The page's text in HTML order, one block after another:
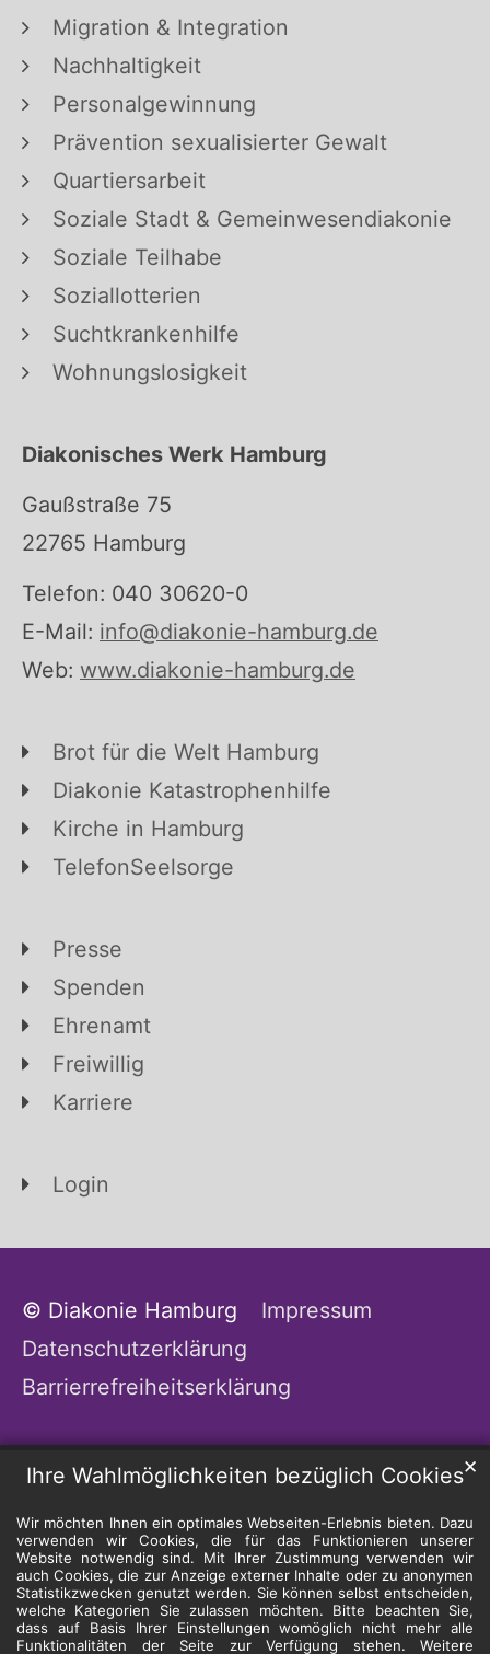
Ihre Wahlmöglichkeiten bezüglich Cookies
Wir möchten Ihnen ein optimales Webseiten-Erlebnis bieten. Dazu
verwenden wir Cookies, die für das Funktionieren unserer
Website notwendig sind. Mit Ihrer Zustimmung verwenden wir
auch Cookies, die zur Anzeige externer Inhalte oder zu anonymen
Statistikzwecken genutzt werden. Sie können selbst entscheiden,
welche Kategorien Sie zulassen möchten. Bitte beachten Sie,
dass auf Basis Ihrer Einstellungen womöglich nicht mehr alle
Funktionalitäten der Seite zur Verfügung stehen. Weitere
✕
Migration & Integration
Nachhaltigkeit
Personalgewinnung
Prävention sexualisierter Gewalt
Quartiersarbeit
Soziale Stadt & Gemeinwesendiakonie
Soziale Teilhabe
Soziallotterien
Suchtkrankenhilfe
Wohnungslosigkeit
Diakonisches Werk Hamburg
Gaußstraße 75
22765 Hamburg
Telefon: 040 30620-0
E-Mail: info@diakonie-hamburg.de
Web: www.diakonie-hamburg.de
Brot für die Welt Hamburg
Diakonie Katastrophenhilfe
Kirche in Hamburg
TelefonSeelsorge
Presse
Spenden
Ehrenamt
Freiwillig
Karriere
Login
© Diakonie Hamburg
Impressum
Datenschutzerklärung
Barrierrefreiheitserklärung